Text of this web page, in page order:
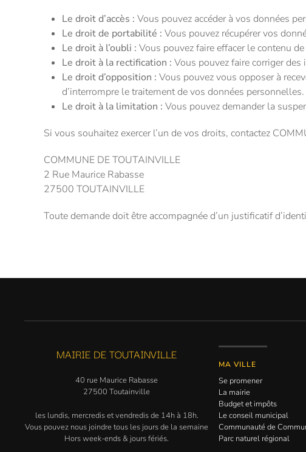
Le droit d’accès : Vous pouvez accéder à vos données
Le droit de portabilité : Vous pouvez récupérer vos
Le droit à l’oubli : Vous pouvez faire effacer le contenu
Le droit à la rectification : Vous pouvez faire corriger
Le droit d’opposition : Vous pouvez vous opposer à
d’interrompre le traitement de vos données personnelles.
Le droit à la limitation : Vous pouvez demander la
Si vous souhaitez exercer l’un de vos droits, contactez
COMMUNE DE TOUTAINVILLE
2 Rue Maurice Rabasse
27500 TOUTAINVILLE
Toute demande doit être accompagnée d’un justificatif
MAIRIE DE TOUTAINVILLE
40 rue Maurice Rabasse
27500 Toutainville
les lundis, mercredis et vendredis de 14h à 18h.
Vous pouvez nous joindre tous les jours de la semaine
Hors week-ends & jours fériés.
MA VILLE
Se promener
La mairie
Budget et impôts
Le conseil municipal
Communauté de
Parc naturel régional